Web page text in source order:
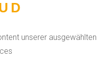
unserer ausgewählten